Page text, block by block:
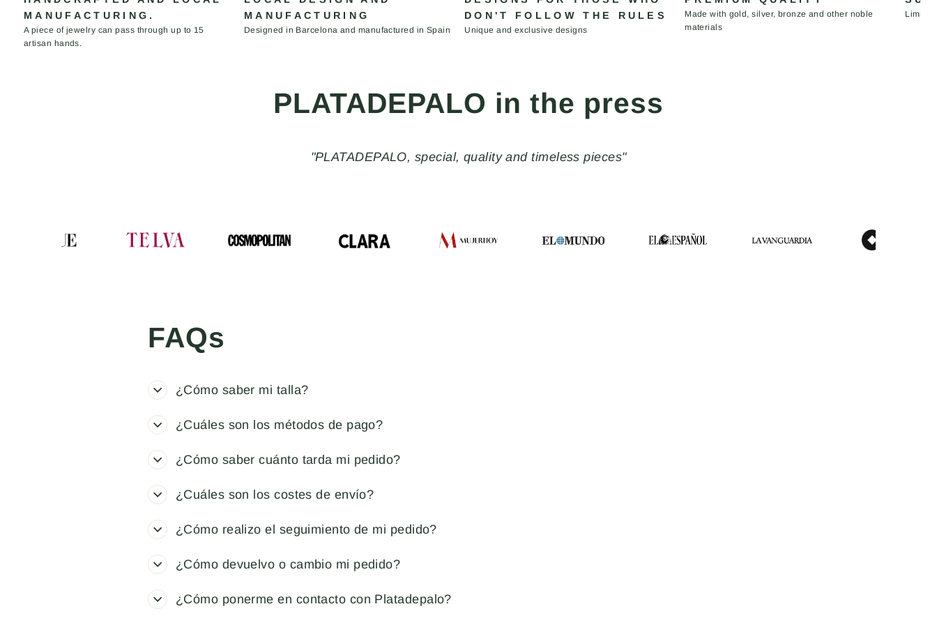
MANUFACTURING.
A piece of jewelry can pass through up to 15
artisan hands.
MANUFACTURING
Designed in Barcelona and manufactured in Spain
DON'T FOLLOW THE RULES
Unique and exclusive designs
Made with gold, silver, bronze and other noble
materials
PLATADEPALO in the press
"PLATADEPALO, special, quality and timeless pieces"
FAQs
¿Cómo saber mi talla?
¿Cuáles son los métodos de pago?
¿Cómo saber cuánto tarda mi pedido?
¿Cuáles son los costes de envío?
¿Cómo realizo el seguimiento de mi pedido?
¿Cómo devuelvo o cambio mi pedido?
¿Cómo ponerme en contacto con Platadepalo?